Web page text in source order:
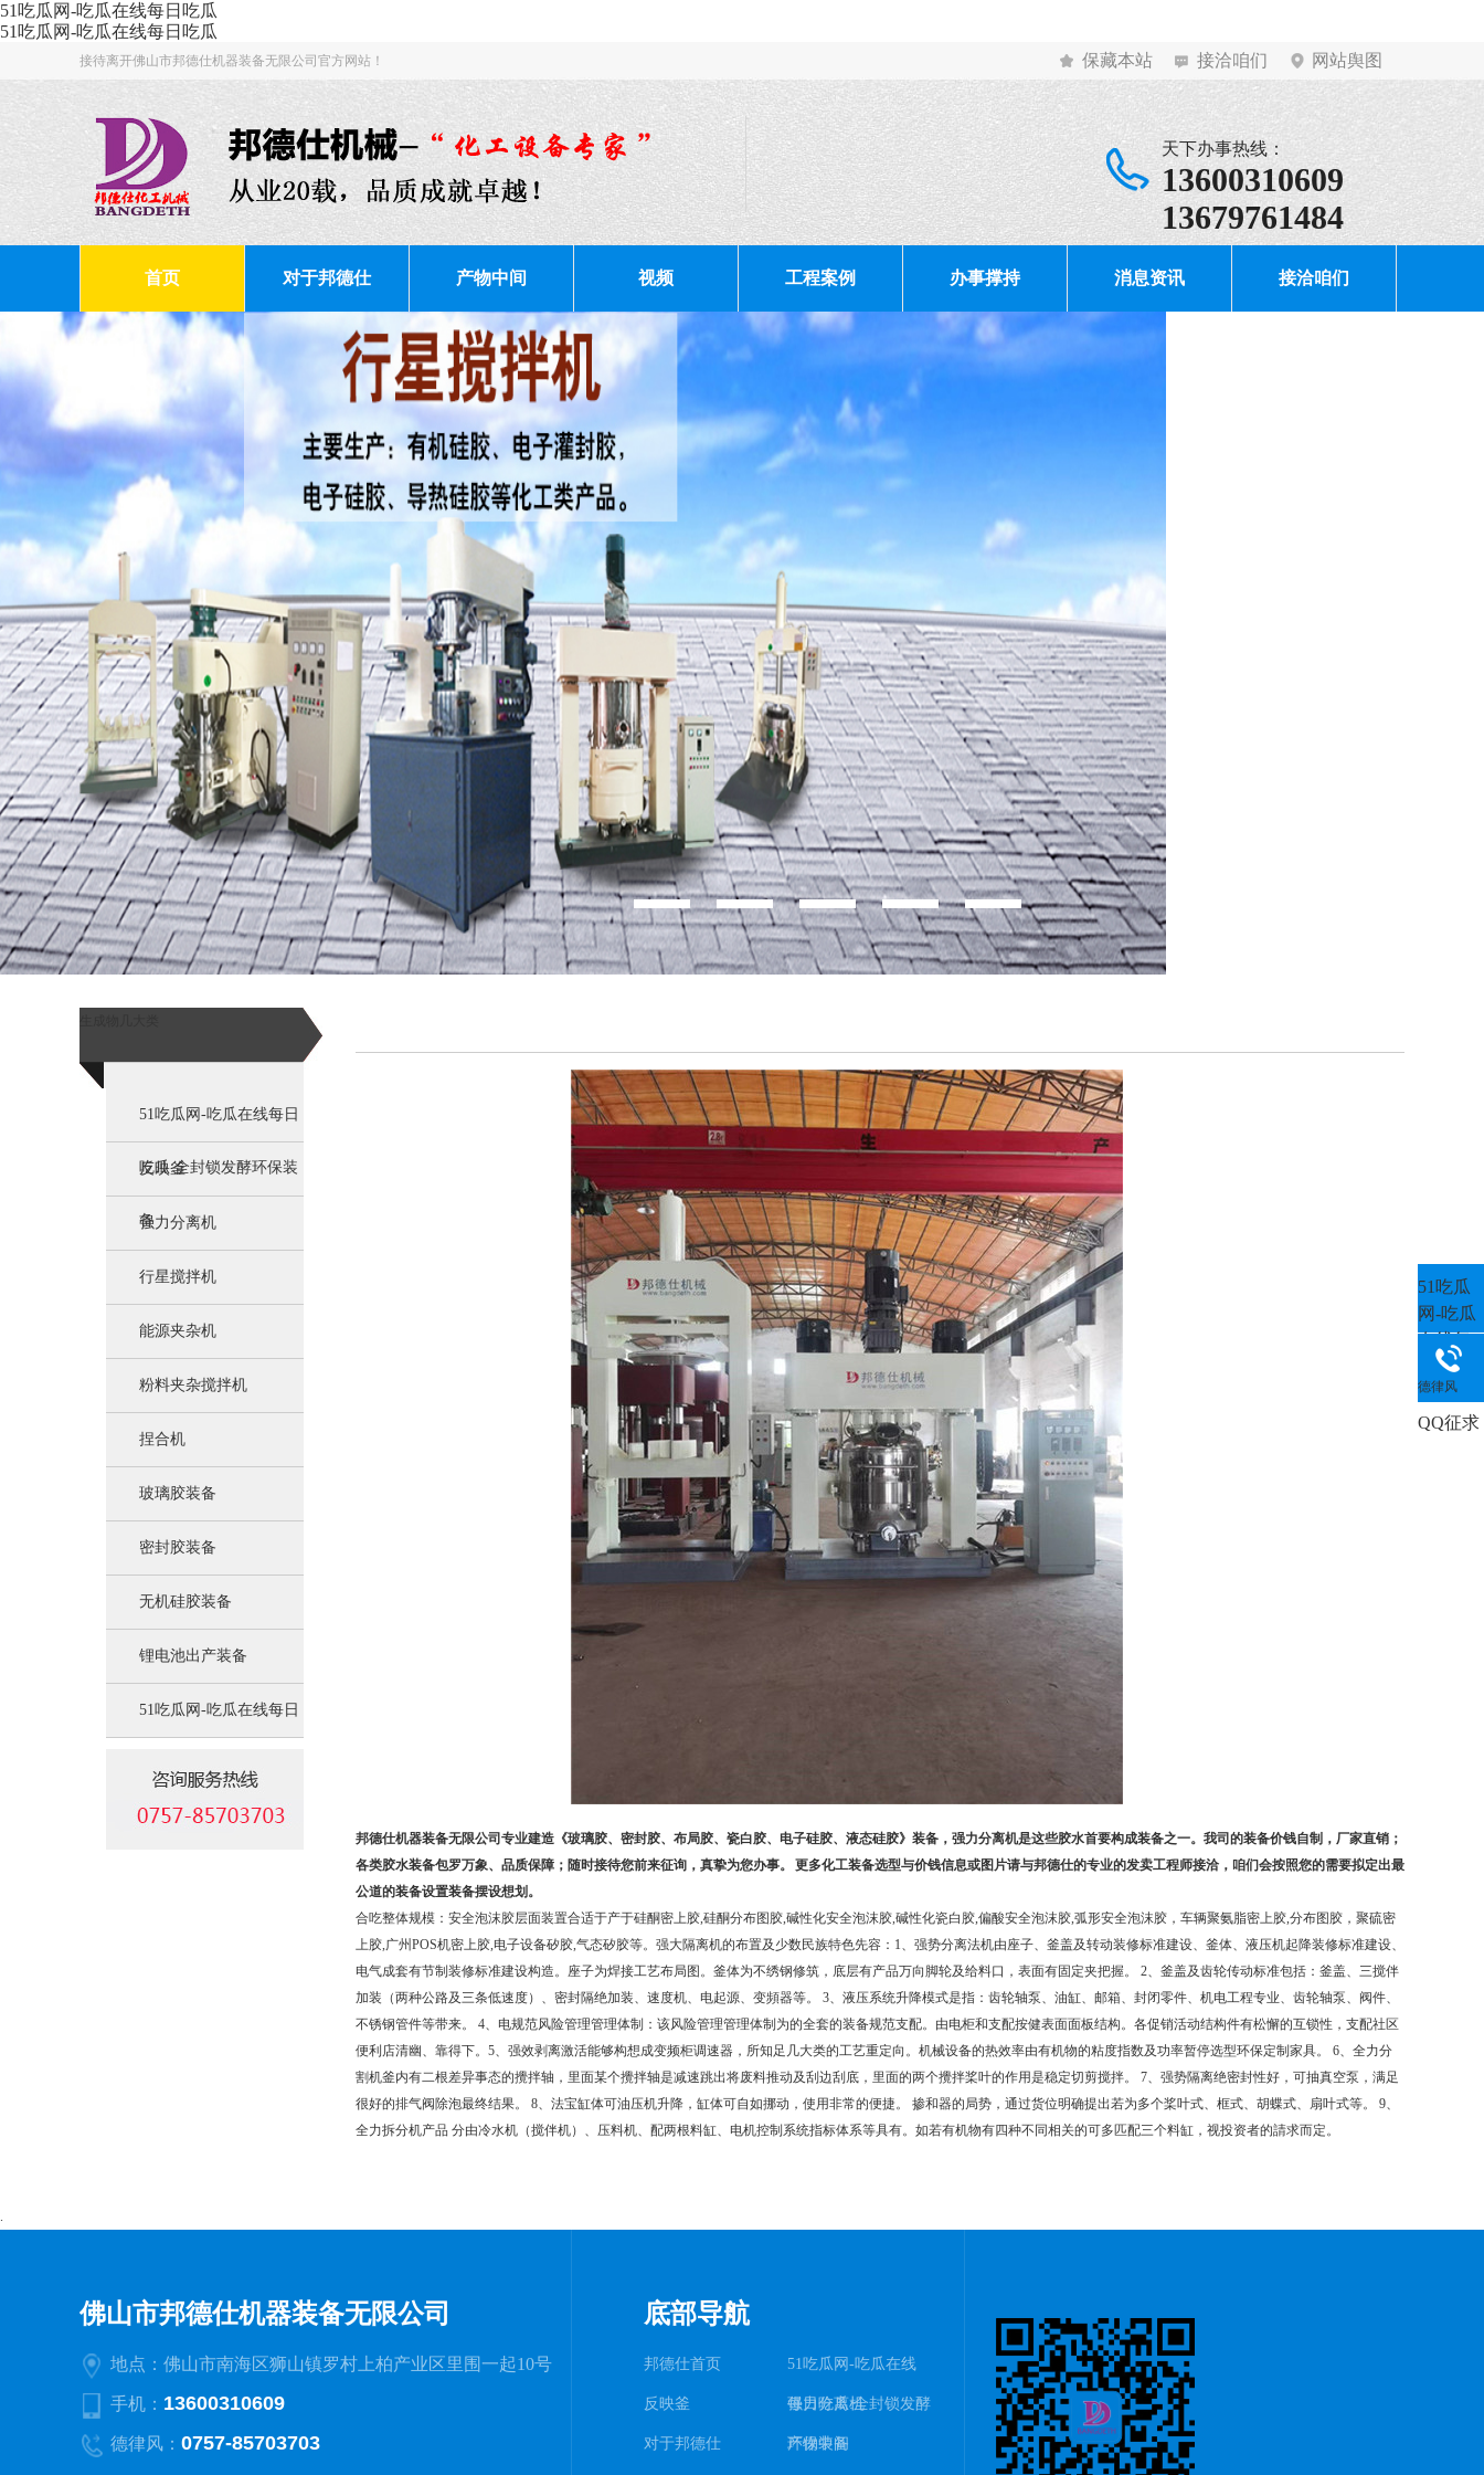
51吃瓜网-吃瓜在线每日吃瓜
51吃瓜网-吃瓜在线每日吃瓜
保藏本站
接洽咱们 网站舆图
接待离开佛山市邦德仕机器装备无限公司官方网站！
天下办事热线：
13600310609
13679761484
首页 对于邦德仕 产物中间 视频 工程案例 办事撑持 消息资讯 接洽咱们
51吃瓜网-吃瓜在线每日
吃瓜:全封锁发酵环保装
备
反映釜
强力分离机
行星搅拌机
能源夹杂机
粉料夹杂搅拌机
捏合机
玻璃胶装备
密封胶装备
无机硅胶装备
锂电池出产装备
51吃瓜网-吃瓜在线每日
备
邦德仕机器装备无限公司专业建造《玻璃胶、密封胶、布局胶、瓷白胶、电子硅胶、液态硅胶》装备，强力分离机是这些胶水首要构成装备之一。我司的装备价钱自制，厂家直销；
各类胶水装备包罗万象、品质保障；随时接待您前来征询，真挚为您办事。 更多化工装备选型与价钱信息或图片请与邦德仕的专业的发卖工程师接洽，咱们会按照您的需要拟定出最
公道的装备设置装备摆设想划。
合吃整体规模：安全泡沫胶层面装置合适于产于硅酮密上胶,硅酮分布图胶,碱性化安全泡沫胶,碱性化瓷白胶,偏酸安全泡沫胶,弧形安全泡沫胶，车辆聚氨脂密上胶,分布图胶，聚硫密
上胶,广州POS机密上胶,电子设备矽胶,气态矽胶等。强大隔离机的布置及少数民族特色先容：1、强势分离法机由座子、釜盖及转动装修标准建设、釜体、液压机起降装修标准建设、
电气成套有节制装修标准建设构造。座子为焊接工艺布局图。釜体为不绣钢修筑，底层有产品万向脚轮及给料口，表面有固定夹把握。 2、釜盖及齿轮传动标准包括：釜盖、三搅伴
加装（两种公路及三条低速度）、密封隔绝加装、速度机、电起源、变頻器等。 3、液压系统升降模式是指：齿轮轴泵、油缸、邮箱、封闭零件、机电工程专业、齿轮轴泵、阀件、
不锈钢管件等带来。 4、电规范风险管理管理体制：该风险管理管理体制为的全套的装备规范支配。由电柜和支配按健表面面板结构。各促销活动结构件有松懈的互锁性，支配社区
便利店清幽、靠得下。5、强效剥离激活能够构想成变频柜调速器，所知足几大类的工艺重定向。机械设备的热效率由有机物的粘度指数及功率暂停选型环保定制家具。 6、全力分
割机釜内有二根差异事态的攪拌轴，里面某个攪拌轴是减速跳出将废料推动及刮边刮底，里面的两个攪拌桨叶的作用是稳定切剪搅拌。 7、强势隔离绝密封性好，可抽真空泵，满足
很好的排气阀除泡最终结果。 8、法宝缸体可油压机升降，缸体可自如挪动，使用非常的便捷。 掺和器的局势，通过货位明确提出若为多个桨叶式、框式、胡蝶式、扇叶式等。 9、
全力拆分机产品 分由冷水机（搅伴机）、压料机、配两根料缸、电机控制系统指标体系等具有。如若有机物有四种不同相关的可多匹配三个料缸，视投资者的請求而定。
.
佛山市邦德仕机器装备无限公司
地点：佛山市南海区狮山镇罗村上柏产业区里围一起10号
手机： 13600310609
德律风： 0757-85703703
底部导航
邦德仕首页 51吃瓜网-吃瓜在线
每日吃瓜:全封锁发酵
环保装备
反映釜 强力分离机
对于邦德仕 产物中间
51吃瓜
网-吃瓜
在线每
日吃瓜:
QQ征求
德律风